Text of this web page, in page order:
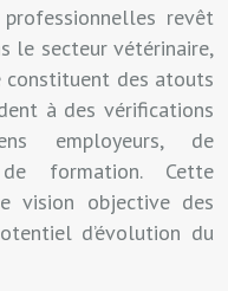
revêt
le secteur vétérinaire,
des atouts
à des vérifications
employeurs, de
formation. Cette
vision objective des
d’évolution du